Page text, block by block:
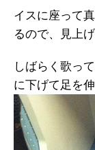
イスに座って
るので、見上
しばらく歌っ
に下げて足を